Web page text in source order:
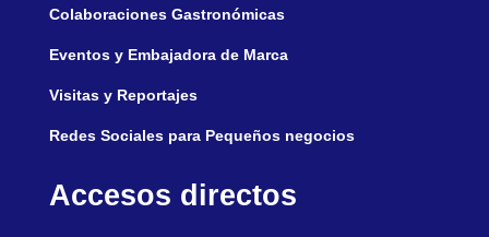
Colaboraciones Gastronómicas
Eventos y Embajadora de Marca
Visitas y Reportajes
Redes Sociales para Pequeños negocios
Accesos directos